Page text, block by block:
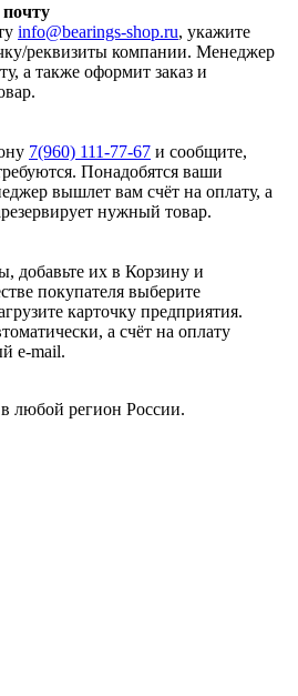
info@bearings-shop.ru, укажите
реквизиты компании. Менеджер
а также оформит заказ и
7(960) 111-77-67 и сообщите,
Понадобятся ваши
вышлет вам счёт на оплату, а
нужный товар.
добавьте их в Корзину и
покупателя выберите
карточку предприятия.
а счёт на оплату
e-mail.
любой регион России.